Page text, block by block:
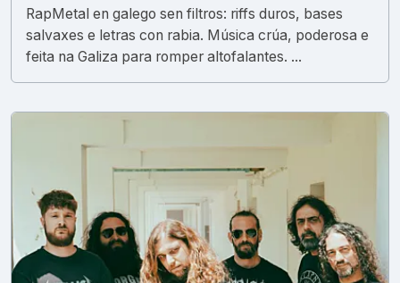
RapMetal en galego sen filtros: riffs duros, bases
salvaxes e letras con rabia. Música crúa, poderosa e
feita na Galiza para romper altofalantes. ...